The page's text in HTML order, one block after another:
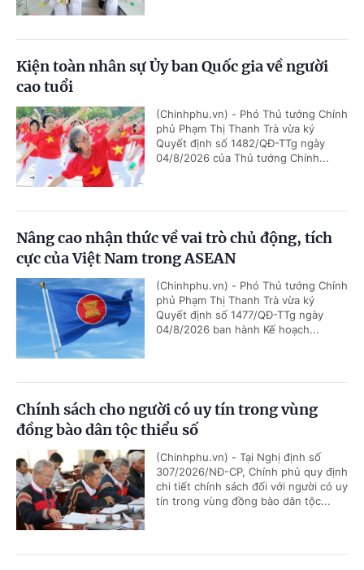
Kiện toàn nhân sự Ủy ban Quốc gia về người
cao tuổi
(Chinhphu.vn) - Phó Thủ tướng Chính
phủ Phạm Thị Thanh Trà vừa ký
Quyết định số 1482/QĐ-TTg ngày
04/8/2026 của Thủ tướng Chính...
Nâng cao nhận thức về vai trò chủ động, tích
cực của Việt Nam trong ASEAN
(Chinhphu.vn) - Phó Thủ tướng Chính
phủ Phạm Thị Thanh Trà vừa ký
Quyết định số 1477/QĐ-TTg ngày
04/8/2026 ban hành Kế hoạch...
Chính sách cho người có uy tín trong vùng
đồng bào dân tộc thiểu số
(Chinhphu.vn) - Tại Nghị định số
307/2026/NĐ-CP, Chính phủ quy định
chi tiết chính sách đối với người có uy
tín trong vùng đồng bào dân tộc...